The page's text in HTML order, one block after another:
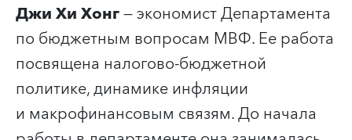
Джи Хи Хонг— экономист Департамента
по бюджетным вопросам МВФ. Ее работа
посвящена налогово-бюджетной
политике, динамике инфляции
и макрофинансовым связям. До начала